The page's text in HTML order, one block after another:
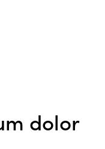
dolor